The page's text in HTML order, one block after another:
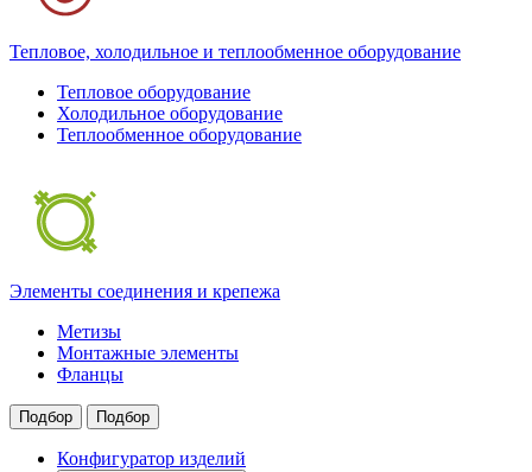
Тепловое, холодильное и теплообменное оборудование
Тепловое оборудование
Холодильное оборудование
Теплообменное оборудование
Элементы соединения и крепежа
Метизы
Монтажные элементы
Фланцы
Подбор Подбор
Конфигуратор изделий